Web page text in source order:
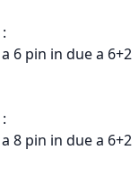
6 pin in due a 6+2
8 pin in due a 6+2